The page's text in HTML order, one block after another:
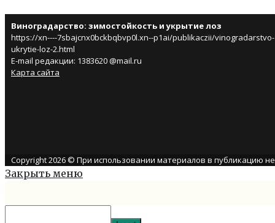
Виноградарство: зимостойкость и укрытие лоз
https://xn----7sbajcnx0bckbqbvp0l.xn--p1ai/publikaczii/
ukrytie-loz-2.html
E-mail редакции: 1383620 @mail.ru
Карта сайта
Copyright 2026 © При использовании материалов в публикацию
Закрыть меню